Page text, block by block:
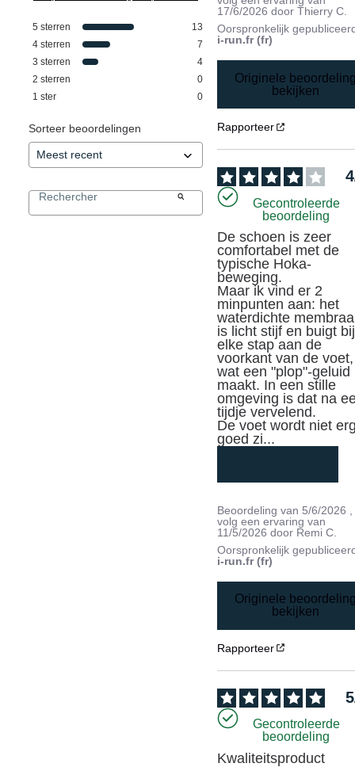
5 sterren
13
4 sterren
7
3 sterren
4
2 sterren
0
1 ster 0
Sorteer beoordelingen
17/6/2026 doorThierry C.
Oorspronkelijk
i-run.fr (fr)
Originele
bekijken
Rapporteer
4
Gecontroleerde
beoordeling
De schoen is zeer
comfortabel met de
typische Hoka-
beweging.
Maar ik vind er 2
minpunten aan: het
waterdichte
is licht stijf en buigt bij
elke stap aan de
voorkant van de voet,
wat een "plop"-geluid
maakt. In een stille
omgeving is dat na
tijdje vervelend.
De voet wordt niet
goed zi...
Beoordeling van 5/6/2026
volg een ervaring van
11/5/2026 door Remi C.
Oorspronkelijk
i-run.fr (fr)
Originele
bekijken
Rapporteer
5
Gecontroleerde
beoordeling
Kwaliteitsproduct